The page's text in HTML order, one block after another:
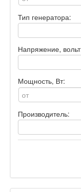
Тип генератора:
Напряжение,
Мощность, Вт:
Производитель: